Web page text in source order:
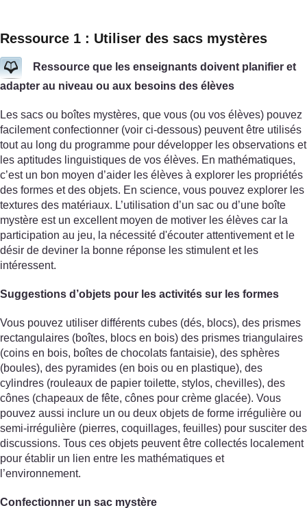
Ressource 1 : Utiliser des sacs mystères
Ressource que les enseignants doivent planifier et
adapter au niveau ou aux besoins des élèves
Les sacs ou boîtes mystères, que vous (ou vos élèves) pouvez
facilement confectionner (voir ci-dessous) peuvent être utilisés
tout au long du programme pour développer les observations et
les aptitudes linguistiques de vos élèves. En mathématiques,
c’est un bon moyen d’aider les élèves à explorer les propriétés
des formes et des objets. En science, vous pouvez explorer les
textures des matériaux. L’utilisation d’un sac ou d’une boîte
mystère est un excellent moyen de motiver les élèves car la
participation au jeu, la nécessité d'écouter attentivement et le
désir de deviner la bonne réponse les stimulent et les
intéressent.
Suggestions d’objets pour les activités sur les formes
Vous pouvez utiliser différents cubes (dés, blocs), des prismes
rectangulaires (boîtes, blocs en bois) des prismes triangulaires
(coins en bois, boîtes de chocolats fantaisie), des sphères
(boules), des pyramides (en bois ou en plastique), des
cylindres (rouleaux de papier toilette, stylos, chevilles), des
cônes (chapeaux de fête, cônes pour crème glacée). Vous
pouvez aussi inclure un ou deux objets de forme irrégulière ou
semi-irrégulière (pierres, coquillages, feuilles) pour susciter des
discussions. Tous ces objets peuvent être collectés localement
pour établir un lien entre les mathématiques et
l’environnement.
Confectionner un sac mystère